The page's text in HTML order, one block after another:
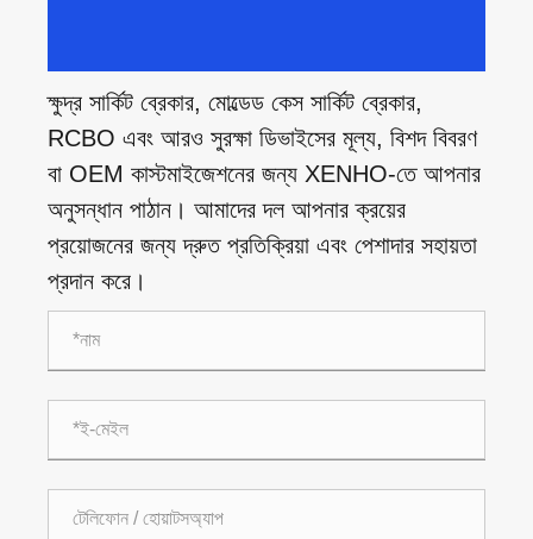
ক্ষুদ্র সার্কিট ব্রেকার, মোল্ডেড কেস সার্কিট ব্রেকার,
RCBO এবং আরও সুরক্ষা ডিভাইসের মূল্য, বিশদ বিবরণ
বা OEM কাস্টমাইজেশনের জন্য XENHO-তে আপনার
অনুসন্ধান পাঠান। আমাদের দল আপনার ক্রয়ের
প্রয়োজনের জন্য দ্রুত প্রতিক্রিয়া এবং পেশাদার সহায়তা
প্রদান করে।